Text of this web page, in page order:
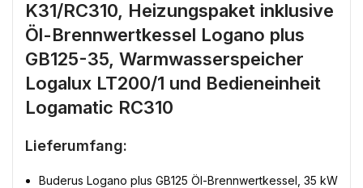
K31/RC310, Heizungspaket inklusive
Öl-Brennwertkessel Logano plus
GB125-35, Warmwasserspeicher
Logalux LT200/1 und Bedieneinheit
Logamatic RC310
Lieferumfang:
Buderus Logano plus GB125 Öl-Brennwertkessel, 35 kW